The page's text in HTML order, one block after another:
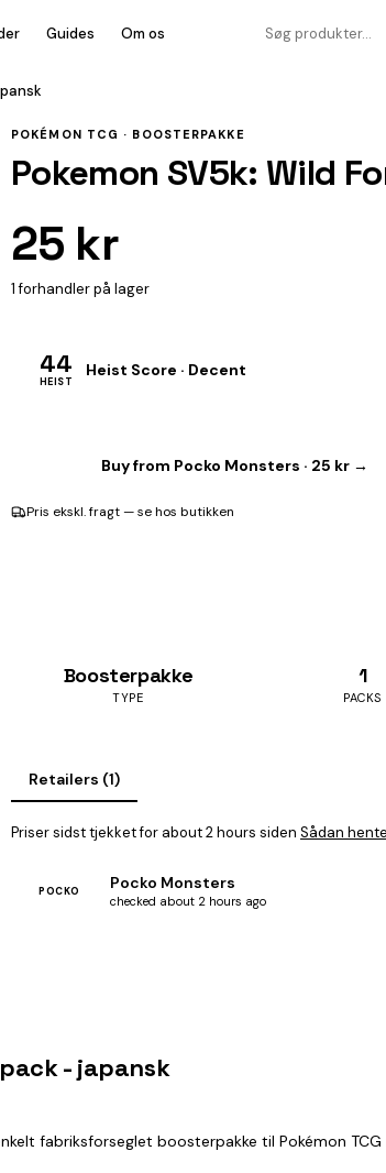
Guides Om os
POKÉMON TCG · BOOSTERPAKKE
Pokemon SV5k: Wild
25 kr
1 forhandler på lager
44
HEIST
Heist Score · Decent
Buy from Pocko Monsters · 25 kr →
Pris ekskl. fragt — se hos butikken
Boosterpakke
TYPE
1
PACKS
Retailers (1)
Priser sidst tjekket for about 2 hours siden Sådan
POCKO Pocko Monsters
checked about 2 hours ago
- japansk
fabriksforseglet boosterpakke til Pokémon